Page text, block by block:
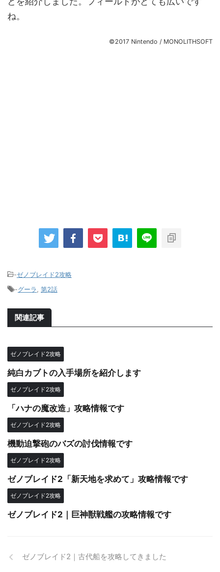
ね。
©2017 Nintendo / MONOLITHSOFT
-ゼノブレイド2攻略
-グーラ, 第2話
関連記事
ゼノブレイド2攻略
純白カブトの入手場所を紹介します
ゼノブレイド2攻略
「ハナの魔改造」攻略情報です
ゼノブレイド2攻略
機動迫撃砲のバズの討伐情報です
ゼノブレイド2攻略
ゼノブレイド2「新天地を求めて」攻略情報です
ゼノブレイド2攻略
ゼノブレイド2｜巨神獣戦艦の攻略情報です
ゼノブレイド2｜古代船を攻略してきました